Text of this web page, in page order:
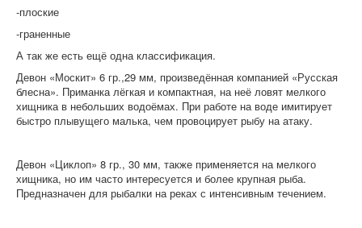
-плоские
-граненные
А так же есть ещё одна классификация.
Девон «Москит» 6 гр.,29 мм, произведённая компанией «Русская
блесна». Приманка лёгкая и компактная, на неё ловят мелкого
хищника в небольших водоёмах. При работе на воде имитирует
быстро плывущего малька, чем провоцирует рыбу на атаку.
Девон «Циклоп» 8 гр., 30 мм, также применяется на мелкого
хищника, но им часто интересуется и более крупная рыба.
Предназначен для рыбалки на реках с интенсивным течением.